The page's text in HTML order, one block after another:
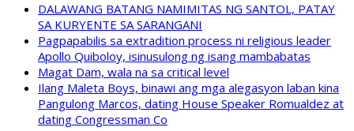
DALAWANG BATANG NAMIMITAS NG SANTOL, PATAY
SA KURYENTE SA SARANGANI
Pagpapabilis sa extradition process ni religious leader
Apollo Quiboloy, isinusulong ng isang mambabatas
Magat Dam, wala na sa critical level
Ilang Maleta Boys, binawi ang mga alegasyon laban kina
Pangulong Marcos, dating House Speaker Romualdez at
dating Congressman Co